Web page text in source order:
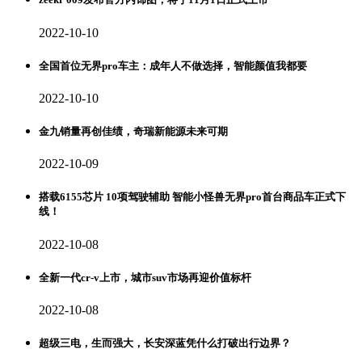
2022-10-10
全国首位无界pro车主：成年人不做选择，智能颜值我都要
2022-10-10
金九销量再创佳绩，奇瑞新能源未来可期
2022-10-09
搭载6155芯片 10项驾驶辅助 智能小怪兽无界pro首台商品车正式下
线！
2022-10-08
全新一代cr-v上市，城市suv市场再迎价值标杆
2022-10-08
超级三电，生而强大，长安深蓝凭什么打破出行边界？